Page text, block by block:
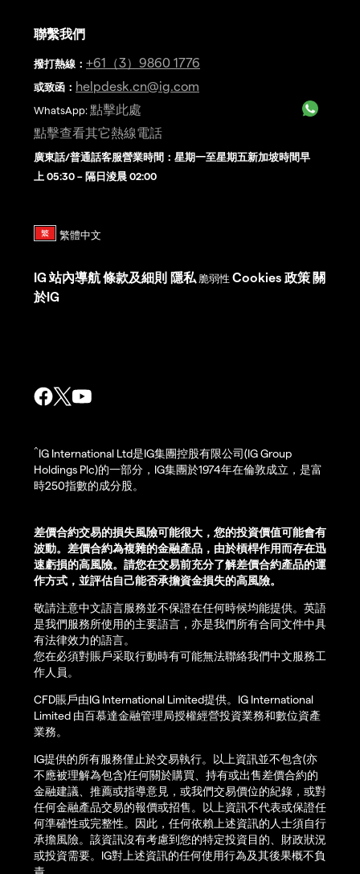
聯繫我們
撥打熱線 ： +61（3）9860 1776
或致函： helpdesk.cn@ig.com
WhatsApp: 點擊此處
點擊查看其它熱線電話
廣東話/普通話客服營業時間：星期一至星期五新加坡時間早
上 05:30 – 隔日淩晨 02:00
IG 站內導航條款及細則 隱私 脆弱性 Cookies 政策 關
於IG
^IG International Ltd是IG集團控股有限公司(IG Group
Holdings Plc)的一部分，IG集團於1974年在倫敦成立，是富
時250指數的成分股。
差價合約交易的損失風險可能很大，您的投資價值可能會有
波動。差價合約為複雜的金融產品，由於槓桿作用而存在迅
速虧損的高風險。請您在交易前充分了解差價合約產品的運
作方式，並評估自己能否承擔資金損失的高風險。
敬請注意中文語言服務並不保證在任何時候均能提供。英語
是我們服務所使用的主要語言，亦是我們所有合同文件中具
有法律效力的語言。
您在必須對賬戶采取行動時有可能無法聯絡我們中文服務工
作人員。
CFD賬戶由IG International Limited提供。IG International
Limited 由百慕達金融管理局授權經營投資業務和數位資產
業務。
IG提供的所有服務僅止於交易執行。以上資訊並不包含(亦
不應被理解為包含)任何關於購買、持有或出售差價合約的
金融建議、推薦或指導意見，或我們交易價位的紀錄，或對
任何金融產品交易的報價或招售。以上資訊不代表或保證任
何準確性或完整性。因此，任何依賴上述資訊的人士須自行
承擔風險。該資訊沒有考慮到您的特定投資目的、財政狀況
或投資需要。IG對上述資訊的任何使用行為及其後果概不負